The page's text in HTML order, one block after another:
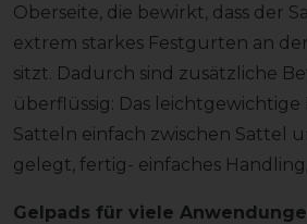
Oberseite, die bewirkt, dass der
extrem starkes Festgurten an
sitzt. Dadurch sind zusätzliche
überflüssig: Das
Satteln einfach zwischen Sattel
gelegt, fertig- einfaches
Gelpads für viele